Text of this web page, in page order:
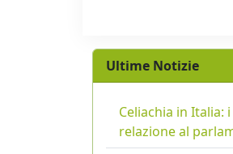
Ultime Notizie
Celiachia in Italia:
relazione al